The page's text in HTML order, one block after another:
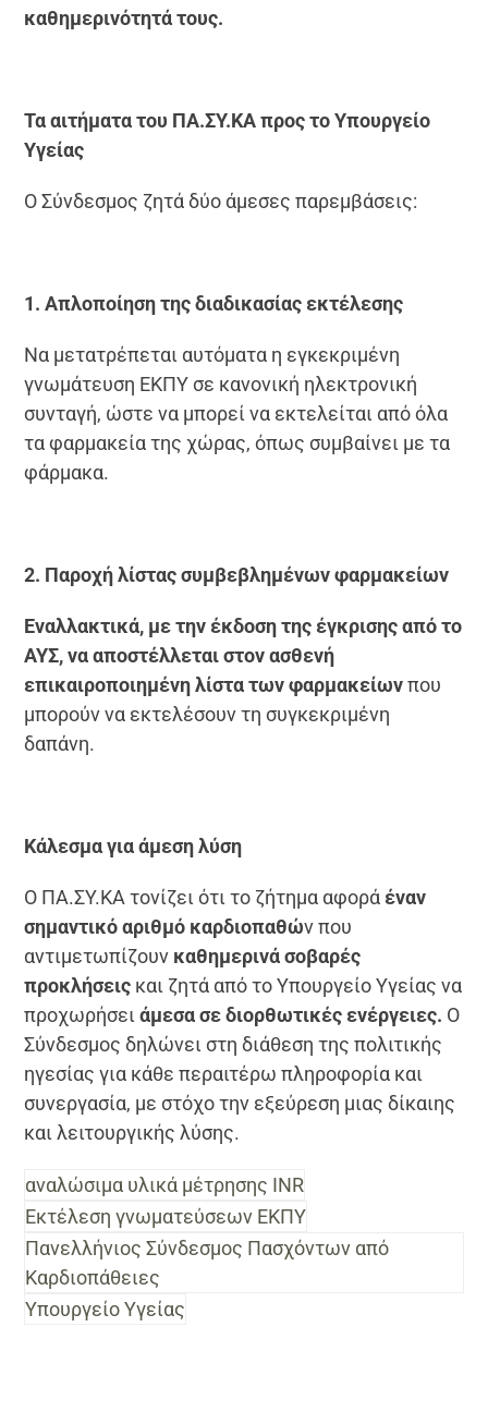
καθημερινότητά τους.
Τα αιτήματα του ΠΑ.ΣΥ.ΚΑ προς το Υπουργείο
Υγείας
Ο Σύνδεσμος ζητά δύο άμεσες παρεμβάσεις:
1. Απλοποίηση της διαδικασίας εκτέλεσης
Να μετατρέπεται αυτόματα η εγκεκριμένη
γνωμάτευση ΕΚΠΥ σε κανονική ηλεκτρονική
συνταγή, ώστε να μπορεί να εκτελείται από όλα
τα φαρμακεία της χώρας, όπως συμβαίνει με τα
φάρμακα.
2. Παροχή λίστας συμβεβλημένων φαρμακείων
Εναλλακτικά, με την έκδοση της έγκρισης από το
ΑΥΣ, να αποστέλλεται στον ασθενή
επικαιροποιημένη λίστα των φαρμακείωνπου
μπορούν να εκτελέσουν τη συγκεκριμένη
δαπάνη.
Κάλεσμα για άμεση λύση
Ο ΠΑ.ΣΥ.ΚΑ τονίζει ότι το ζήτημα αφορά έναν
σημαντικό αριθμό καρδιοπαθών που
αντιμετωπίζουν καθημερινά σοβαρές
προκλήσεις και ζητά από το Υπουργείο Υγείας να
προχωρήσειάμεσα σε διορθωτικές ενέργειες. Ο
Σύνδεσμος δηλώνει στη διάθεση της πολιτικής
ηγεσίας για κάθε περαιτέρω πληροφορία και
συνεργασία, με στόχο την εξεύρεση μιας δίκαιης
και λειτουργικής λύσης.
αναλώσιμα υλικά μέτρησης INR
Εκτέλεση γνωματεύσεων ΕΚΠΥ
Πανελλήνιος Σύνδεσμος Πασχόντων από
Καρδιοπάθειες
Υπουργείο Υγείας